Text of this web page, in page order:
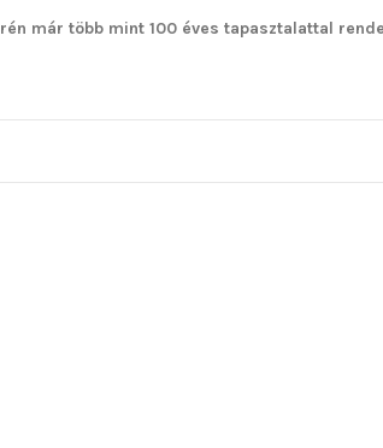
már több mint 100 éves tapasztalattal